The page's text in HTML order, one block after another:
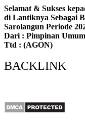
Selamat & Sukses
di Lantiknya Sebagai
Sarolangun Periode
Dari : Pimpinan
Ttd : (AGON)
BACKLINK